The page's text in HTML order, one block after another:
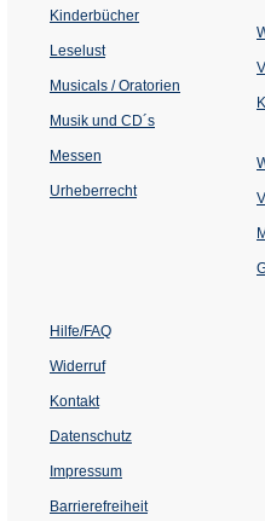
Kinderbücher
Leselust
Musicals / Oratorien
Musik und CD´s
Messen
Urheberrecht
Hilfe/FAQ
Widerruf
Kontakt
Datenschutz
Impressum
Barrierefreiheit